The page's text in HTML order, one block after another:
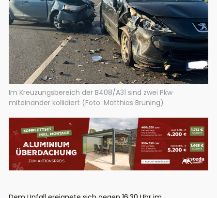
Im Kreuzungsbereich der B408/A31 sind zwei Pkw
miteinander kollidiert (Foto: Matthias Brüning)